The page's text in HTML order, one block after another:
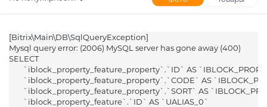
Розничная цена
От
[Bitrix\Main\DB\SqlQueryException]
Mysql query error: (2006) MySQL server has gone away (400)
SELECT